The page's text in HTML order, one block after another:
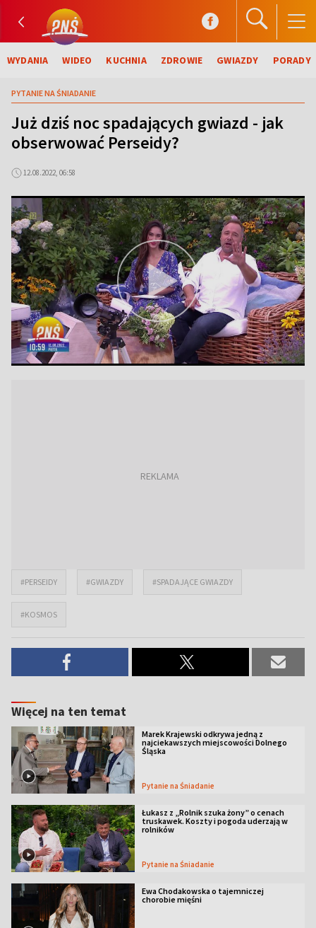
WYDANIA WIDEO KUCHNIA ZDROWIE GWIAZDY PORADY
PYTANIE NA ŚNIADANIE
Już dziś noc spadających gwiazd - jak
obserwować Perseidy?
12.08.2022, 06:58
#PERSEIDY #GWIAZDY #SPADAJĄCE GWIAZDY
#KOSMOS
Więcej na ten temat
Marek Krajewski odkrywa jedną z
najciekawszych miejscowości Dolnego
Śląska
Pytanie na Śniadanie
Łukasz z „Rolnik szuka żony” o cenach
truskawek. Koszty i pogoda uderzają w
rolników
Pytanie na Śniadanie
Ewa Chodakowska o tajemniczej
chorobie mięśni